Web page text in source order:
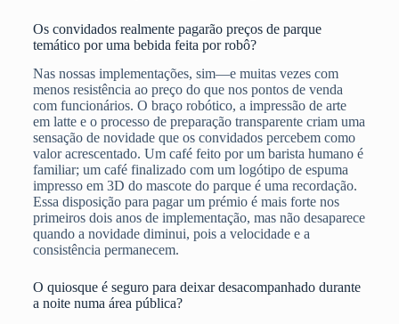
Os convidados realmente pagarão preços de parque
temático por uma bebida feita por robô?
Nas nossas implementações, sim—e muitas vezes com
menos resistência ao preço do que nos pontos de venda
com funcionários. O braço robótico, a impressão de arte
em latte e o processo de preparação transparente criam uma
sensação de novidade que os convidados percebem como
valor acrescentado. Um café feito por um barista humano é
familiar; um café finalizado com um logótipo de espuma
impresso em 3D do mascote do parque é uma recordação.
Essa disposição para pagar um prémio é mais forte nos
primeiros dois anos de implementação, mas não desaparece
quando a novidade diminui, pois a velocidade e a
consistência permanecem.
O quiosque é seguro para deixar desacompanhado durante
a noite numa área pública?